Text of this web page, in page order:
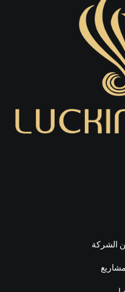
الشركة